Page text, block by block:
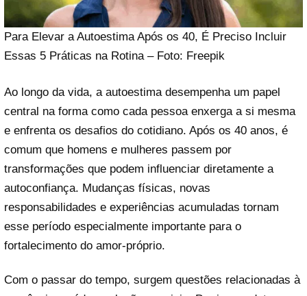
Para Elevar a Autoestima Após os 40, É Preciso Incluir
Essas 5 Práticas na Rotina – Foto: Freepik
Ao longo da vida, a autoestima desempenha um papel
central na forma como cada pessoa enxerga a si mesma
e enfrenta os desafios do cotidiano. Após os 40 anos, é
comum que homens e mulheres passem por
transformações que podem influenciar diretamente a
autoconfiança. Mudanças físicas, novas
responsabilidades e experiências acumuladas tornam
esse período especialmente importante para o
fortalecimento do amor-próprio.
Com o passar do tempo, surgem questões relacionadas à